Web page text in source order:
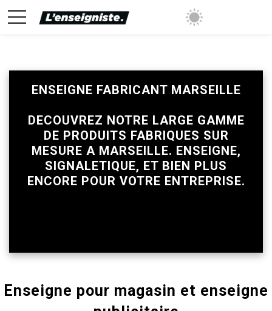
ENSEIGNE FABRICANT MARSEILLE
DECOUVREZ NOTRE LARGE GAMME
DE PRODUITS FABRIQUES SUR
MESURE A MARSEILLE. ENSEIGNE,
SIGNALETIQUE, ET BIEN PLUS
ENCORE POUR VOTRE ENTREPRISE.
Enseigne pour magasin et enseigne